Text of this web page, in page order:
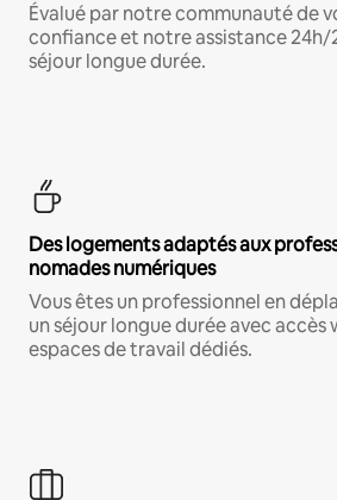
Évalué par notre communauté de
confiance et notre assistance
séjour longue durée.
Des logements adaptés aux
nomades numériques
Vous êtes un professionnel en
un séjour longue durée avec
espaces de travail dédiés.